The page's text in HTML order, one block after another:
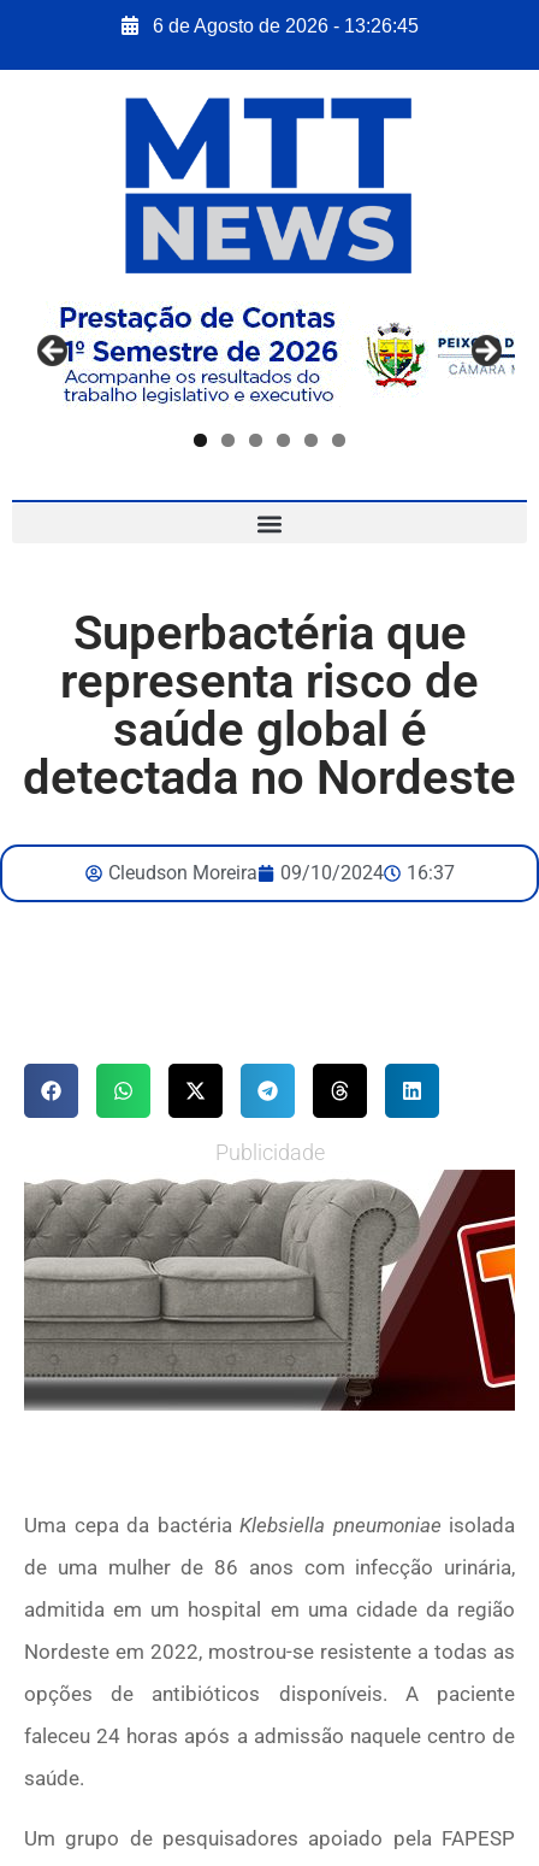
6 de Agosto de 2026 - 13:26:47
Superbactéria que
representa risco de
saúde global é
detectada no Nordeste
Cleudson Moreira 09/10/2024 16:37
Publicidade
Uma cepa da bactéria Klebsiella pneumoniae isolada
de uma mulher de 86 anos com infecção urinária,
admitida em um hospital em uma cidade da região
Nordeste em 2022, mostrou-se resistente a todas as
opções de antibióticos disponíveis. A paciente
faleceu 24 horas após a admissão naquele centro de
saúde.
Um grupo de pesquisadores apoiado pela FAPESP